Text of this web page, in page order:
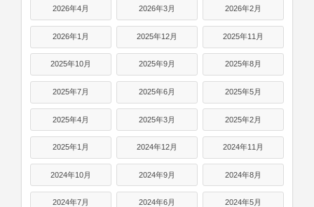
2026年4月 2026年3月 2026年2月
2026年1月 2025年12月 2025年11月
2025年10月 2025年9月 2025年8月
2025年7月 2025年6月 2025年5月
2025年4月 2025年3月 2025年2月
2025年1月 2024年12月 2024年11月
2024年10月 2024年9月 2024年8月
2024年7月 2024年6月 2024年5月